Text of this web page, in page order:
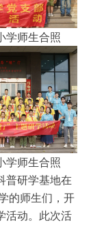
学师生合照
学师生合照
普研学基地在
的师生们，开
活动。此次活